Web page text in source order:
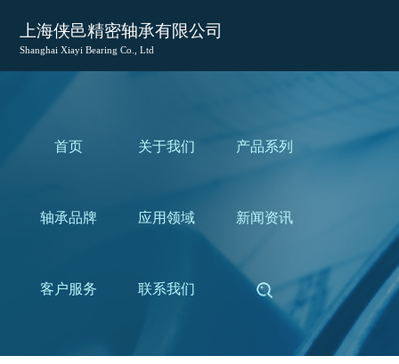
上海侠邑精密轴承有限公司
Shanghai Xiayi Bearing Co., Ltd
首页 关于我们 产品系列
轴承品牌 应用领域 新闻资讯
客户服务 联系我们